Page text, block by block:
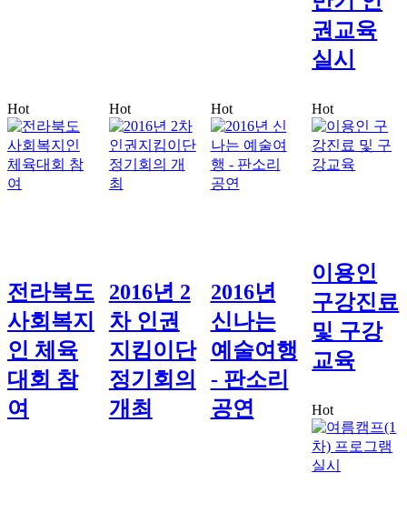
권교육
실시
Hot
전라북도
사회복지
인 체육
대회 참
여
Hot
2016년 2
차 인권
지킴이단
정기회의
개최
Hot
2016년
신나는
예술여행
- 판소리
공연
Hot
이용인
구강진료
및 구강
교육
Hot